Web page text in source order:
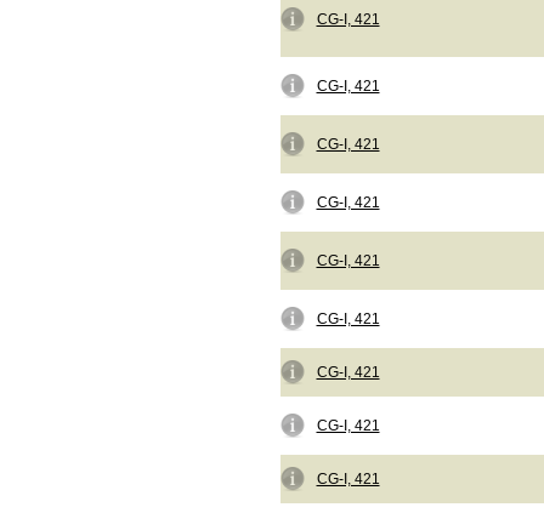
CG-I, 421
CG-I, 421
CG-I, 421
CG-I, 421
CG-I, 421
CG-I, 421
CG-I, 421
CG-I, 421
CG-I, 421